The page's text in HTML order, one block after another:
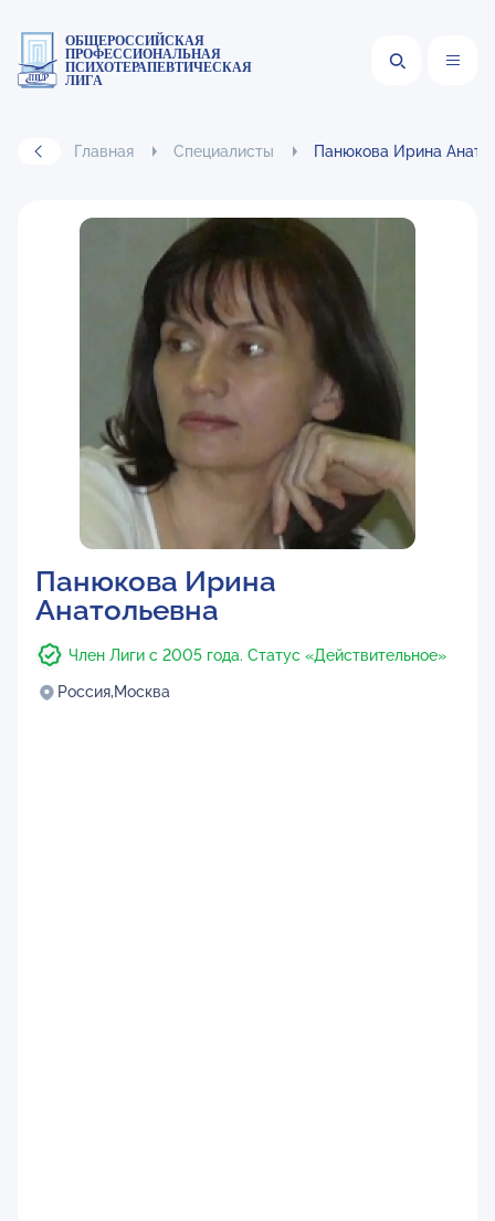
ОБЩЕРОССИЙСКАЯ
ПРОФЕССИОНАЛЬНАЯ
ПСИХОТЕРАПЕВТИЧЕСКАЯ
ЛИГА
Главная Специалисты Панюкова Ирина
Панюкова Ирина
Анатольевна
Член Лиги с 2005 года. Статус «Действительное»
Россия,Москва